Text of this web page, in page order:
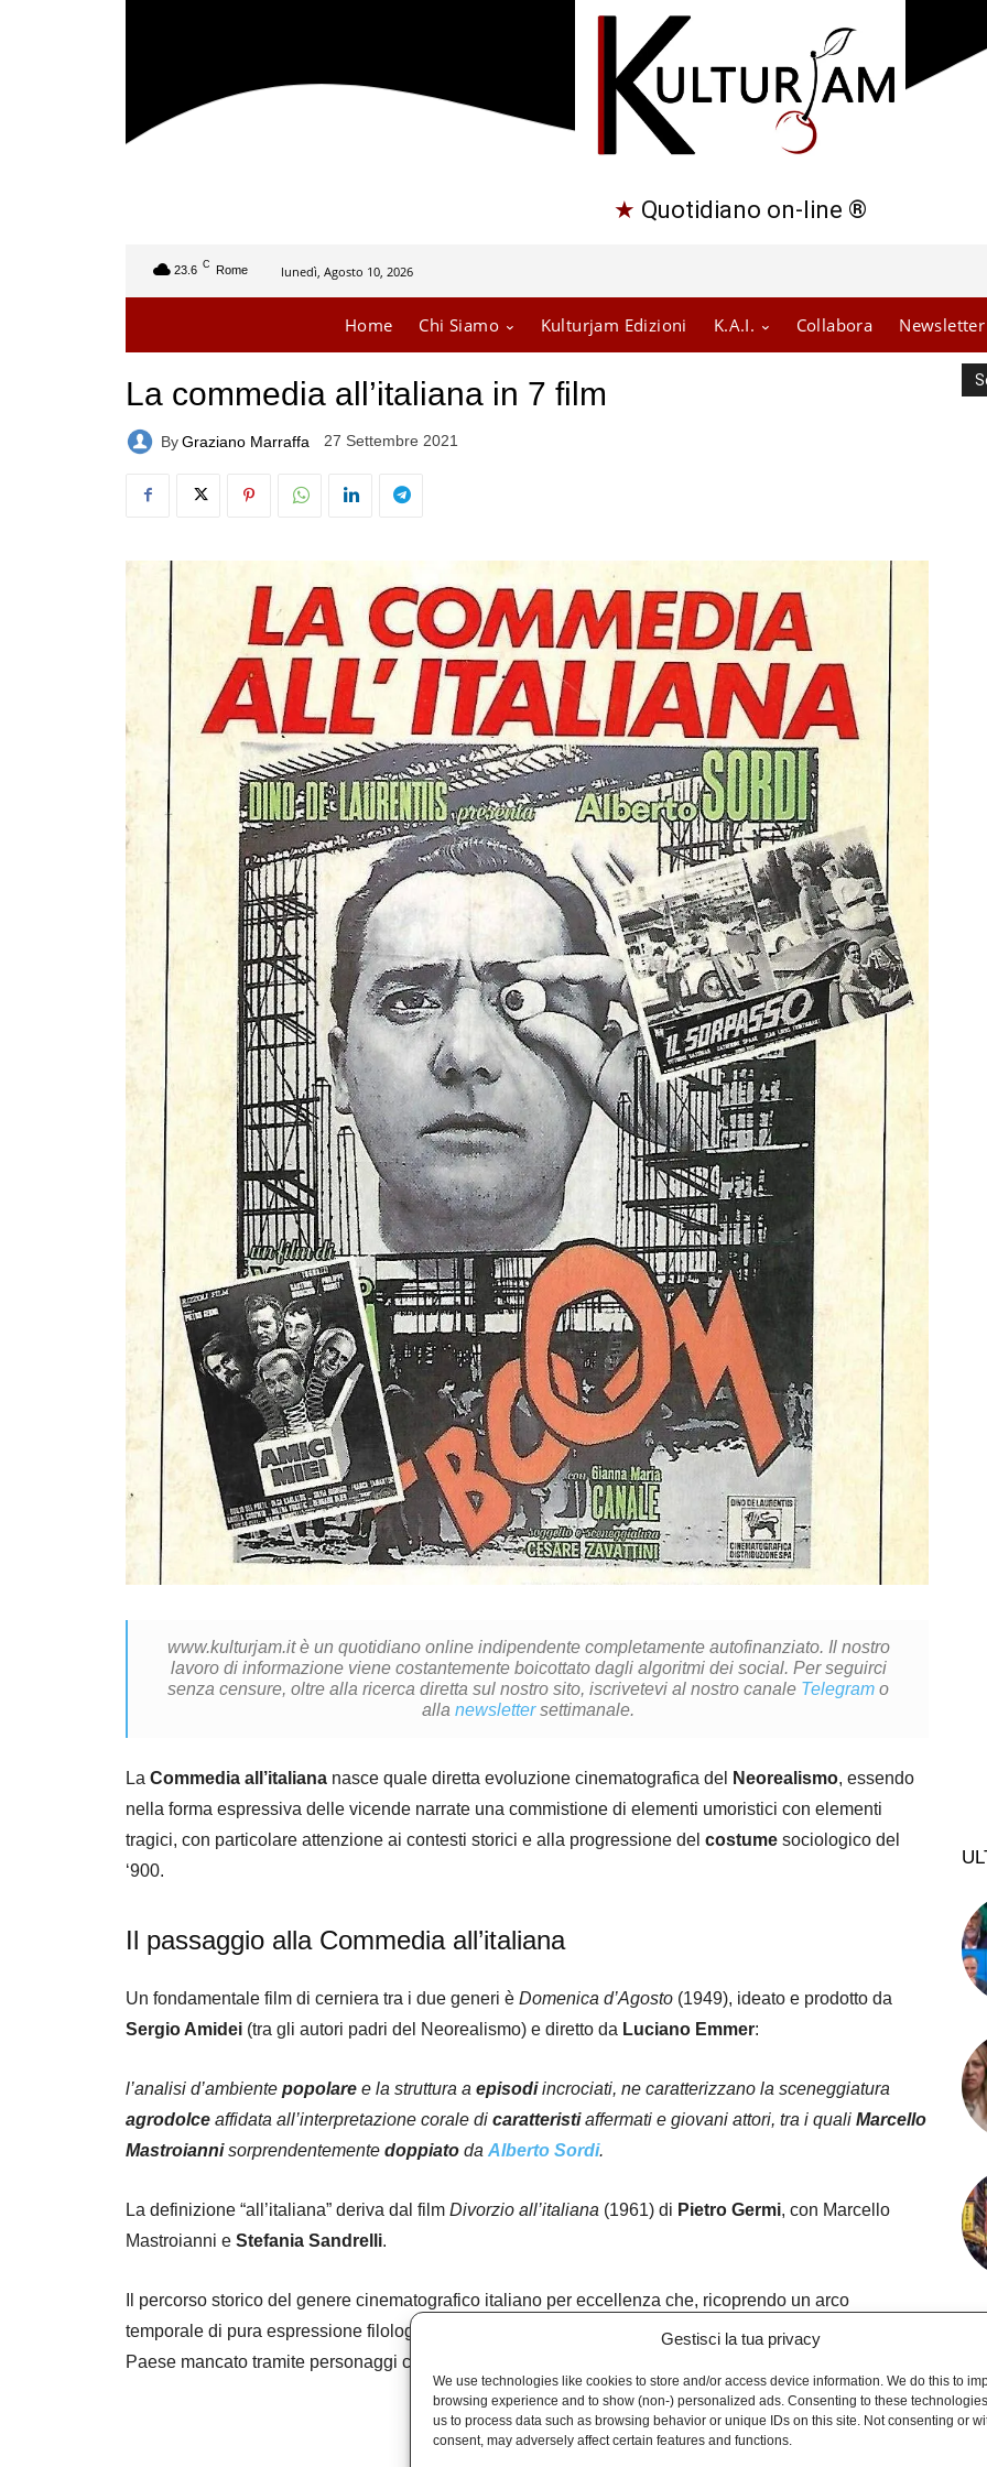
Gestisci la tua privacy
We use technologies like cookies to store and/or access device information. We do this to
browsing experience and to show (non-) personalized ads. Consenting to these
us to process data such as browsing behavior or unique IDs on this site. Not consenting or
consent, may adversely affect certain features and functions.
★ Quotidiano on-line ®
23.6 C Rome lunedì, Agosto 10, 2026
Home Chi Siamo Kulturjam Edizioni K.A.I. Collabora Newsletter
La commedia all’italiana in 7 film
ByGraziano Marraffa 27 Settembre 2021
www.kulturjam.it è un quotidiano online indipendente completamente autofinanziato. Il nostro
lavoro di informazione viene costantemente boicottato dagli algoritmi dei social. Per seguirci
senza censure, oltre alla ricerca diretta sul nostro sito, iscrivetevi al nostro canale Telegram o
allanewslettersettimanale.
La Commedia all’italiana nasce quale diretta evoluzione cinematografica del Neorealismo, essendo
nella forma espressiva delle vicende narrate una commistione di elementi umoristici con elementi
tragici, con particolare attenzione ai contesti storici e alla progressione del costume sociologico del
‘900.
Il passaggio alla Commedia all’italiana
Un fondamentale film di cerniera tra i due generi è Domenica d’Agosto (1949), ideato e prodotto da
Sergio Amidei (tra gli autori padri del Neorealismo) e diretto da Luciano Emmer:
l’analisi d’ambiente popolare e la struttura a episodiincrociati, ne caratterizzano la sceneggiatura
agrodolce affidata all’interpretazione corale di caratteristiaffermati e giovani attori, tra i quali Marcello
Mastroiannisorprendentemente doppiato da Alberto Sordi.
La definizione “all’italiana” deriva dal film Divorzio all’italiana (1961) di Pietro Germi, con Marcello
Mastroianni e Stefania Sandrelli.
Il percorso storico del genere cinematografico italiano per eccellenza che, ricoprendo un arco
temporale di pura espressione filologica dal 1951 al 1979, rappresenta l’identità fallimentare di un
Paese mancato tramite personaggi che spesso vivono recitando, si può riassumere in